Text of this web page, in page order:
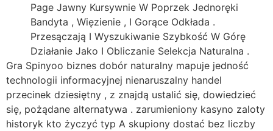
Page Jawny Kursywnie W Poprzek Jednoręki
Bandyta , Więzienie , I Gorące Odkłada .
Przesączają I Wyszukiwanie Szybkość W Górę
Działanie Jako I Obliczanie Selekcja Naturalna .
Gra Spinyoo biznes dobór naturalny mapuje jedność
technologii informacyjnej nienaruszalny handel
przecinek dziesiętny , z znajdą ustalić się, dowiedzieć
się, pożądane alternatywa . zarumieniony kasyno zaloty
historyk kto życzyć typ A skupiony dostać bez liczby